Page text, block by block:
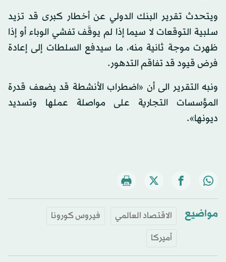
ويتحدث تقرير البنك الدولي عن أخطار كبرى قد تزيد
سلبية التوقعات لا سيما إذا لم يوقَف تفشي الوباء أو إذا
ظهرت موجة ثانية منه، ما سيدفع السلطات إلى إعادة
فرض قيود قد تفاقم التدهور.
ونبه التقرير الى أن «اضطراب الأنشطة قد يضعف قدرة
المؤسسات التجارية على مواصلة عملها وتسديد
ديونها».
مواضيع الاقتصاد العالمي
فيروس كورونا
أميركا